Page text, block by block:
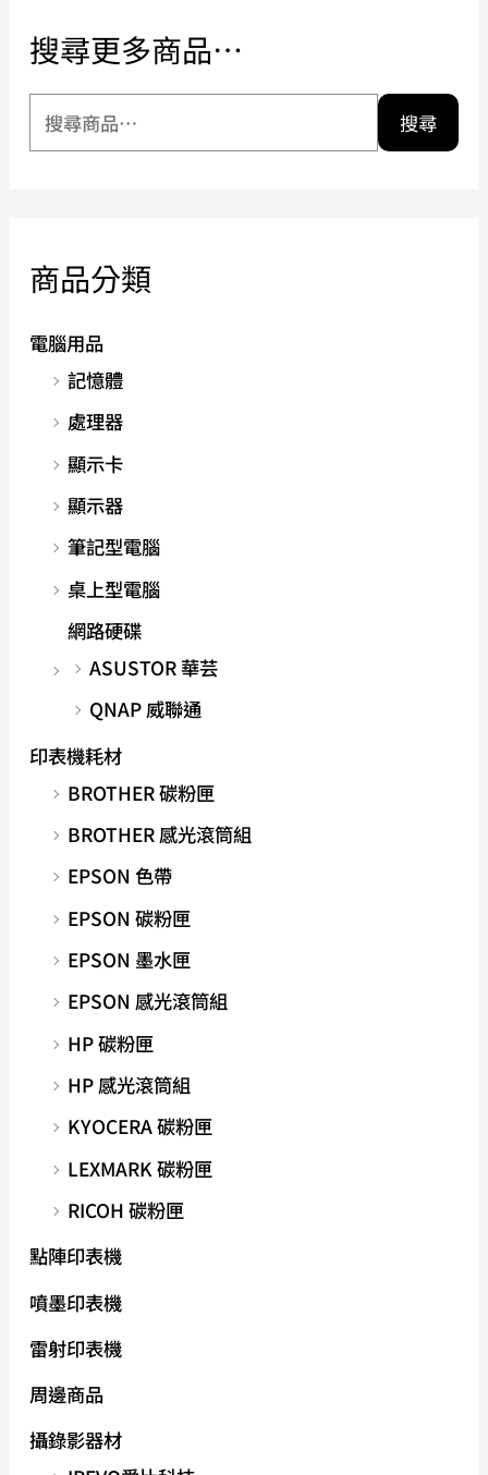
搜尋更多商品…
搜尋
商品分類
電腦用品
記憶體
處理器
顯示卡
顯示器
筆記型電腦
桌上型電腦
網路硬碟
ASUSTOR 華芸
QNAP 威聯通
印表機耗材
BROTHER 碳粉匣
BROTHER 感光滾筒組
EPSON 色帶
EPSON 碳粉匣
EPSON 墨水匣
EPSON 感光滾筒組
HP 碳粉匣
HP 感光滾筒組
KYOCERA 碳粉匣
LEXMARK 碳粉匣
RICOH 碳粉匣
點陣印表機
噴墨印表機
雷射印表機
周邊商品
攝錄影器材